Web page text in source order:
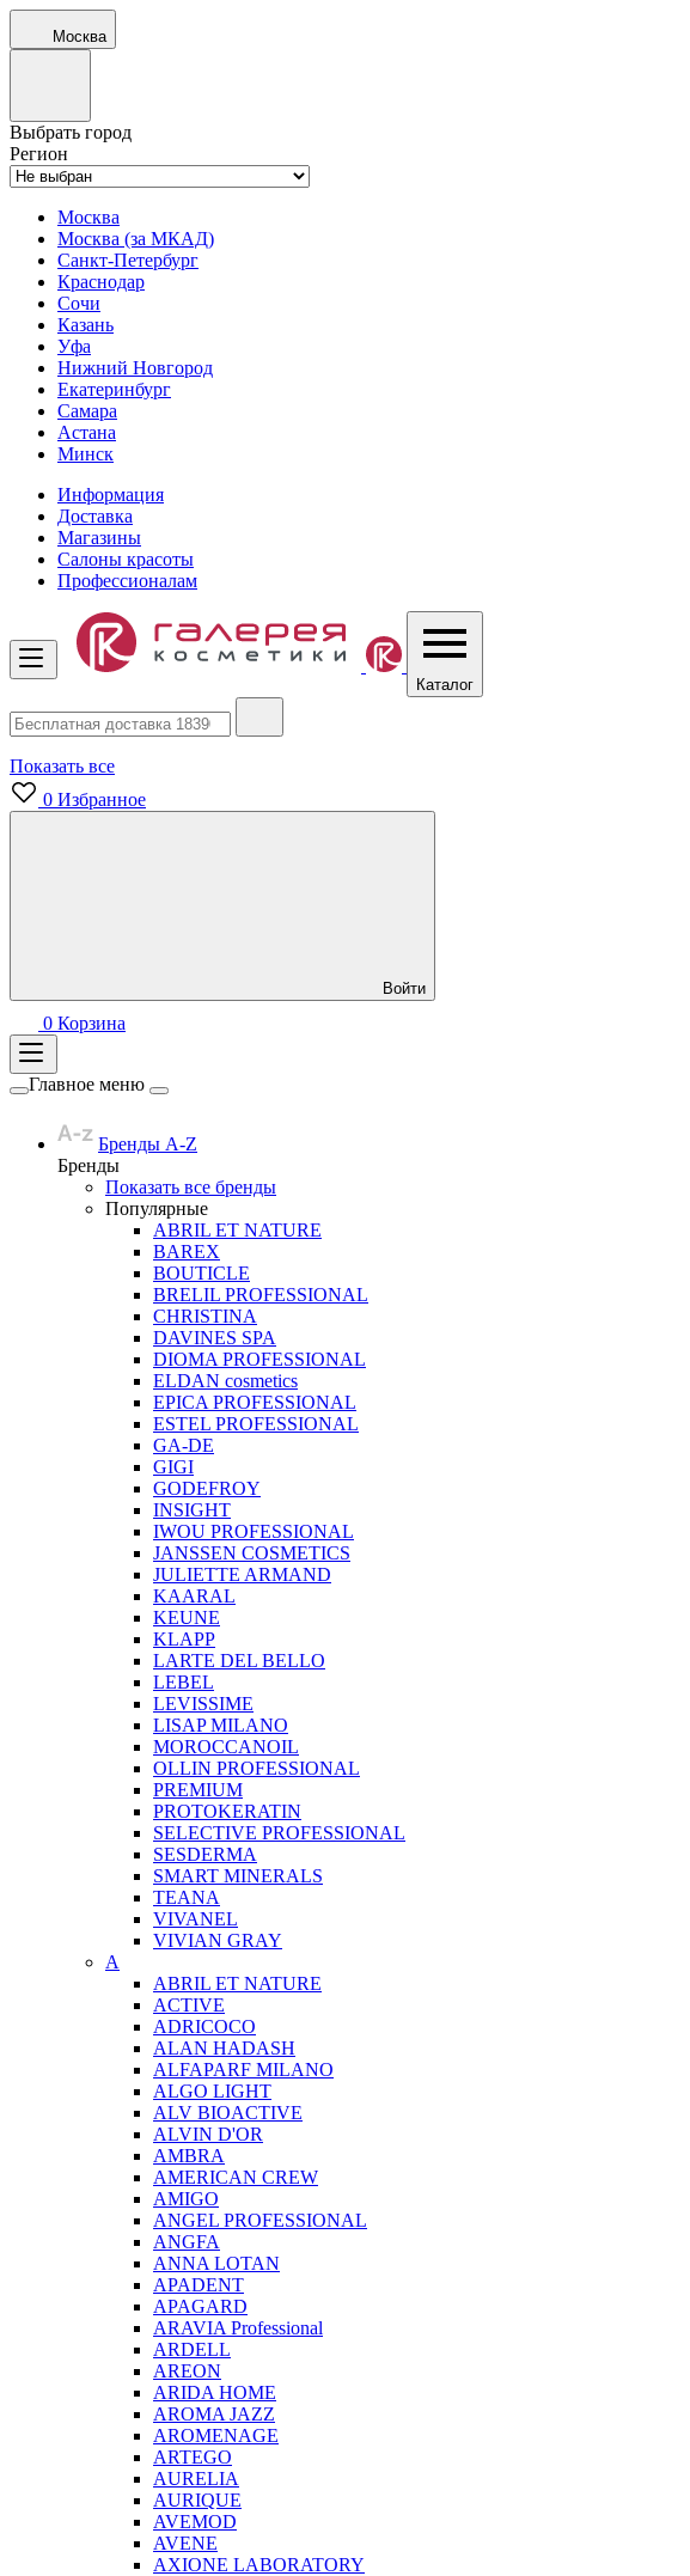
Москва
Выбрать город
Регион
Москва
Москва (за МКАД)
Санкт-Петербург
Краснодар
Сочи
Казань
Уфа
Нижний Новгород
Екатеринбург
Самара
Астана
Минск
Информация
Доставка
Магазины
Салоны красоты
Профессионалам
Каталог
Показать все
0 Избранное
Войти
0 Корзина
Главное меню
Бренды A-Z
Бренды
Показать все бренды
Популярные
ABRIL ET NATURE
BAREX
BOUTICLE
BRELIL PROFESSIONAL
CHRISTINA
DAVINES SPA
DIOMA PROFESSIONAL
ELDAN cosmetics
EPICA PROFESSIONAL
ESTEL PROFESSIONAL
GA-DE
GIGI
GODEFROY
INSIGHT
IWOU PROFESSIONAL
JANSSEN COSMETICS
JULIETTE ARMAND
KAARAL
KEUNE
KLAPP
LARTE DEL BELLO
LEBEL
LEVISSIME
LISAP MILANO
MOROCCANOIL
OLLIN PROFESSIONAL
PREMIUM
PROTOKERATIN
SELECTIVE PROFESSIONAL
SESDERMA
SMART MINERALS
TEANA
VIVANEL
VIVIAN GRAY
A
ABRIL ET NATURE
ACTIVE
ADRICOCO
ALAN HADASH
ALFAPARF MILANO
ALGO LIGHT
ALV BIOACTIVE
ALVIN D'OR
AMBRA
AMERICAN CREW
AMIGO
ANGEL PROFESSIONAL
ANGFA
ANNA LOTAN
APADENT
APAGARD
ARAVIA Professional
ARDELL
AREON
ARIDA HOME
AROMA JAZZ
AROMENAGE
ARTEGO
AURELIA
AURIQUE
AVEMOD
AVENE
AXIONE LABORATORY